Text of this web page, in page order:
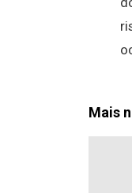
Mais